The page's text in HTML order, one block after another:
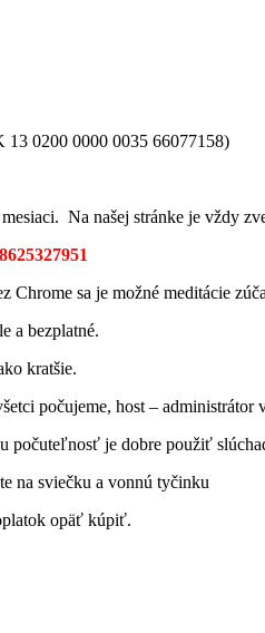
13 0200 0000 0035 66077158)
Na našej stránke je vždy
Chrome sa je možné meditácie
a bezplatné.
kratšie.
počujeme, host –
počuteľnosť je dobre použiť
na sviečku a vonnú tyčinku
opäť kúpiť.